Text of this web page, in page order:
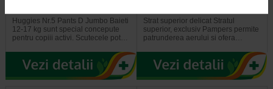
Huggies Nr.5 Pants D Jumbo Baieti
12-17 kg sunt special concepute
pentru copiii activi. Scutecele pot…
Strat superior delicat Stratul
superior, exclusiv Pampers permite
patrunderea aerului si ofera…